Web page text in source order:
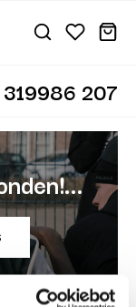
319986 207